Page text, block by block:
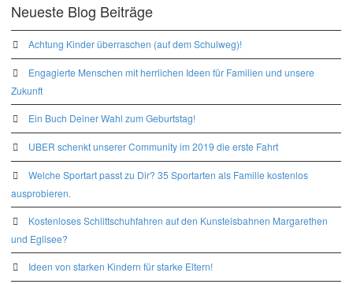
Neueste Blog Beiträge
Achtung Kinder überraschen (auf dem Schulweg)!
Engagierte Menschen mit herrlichen Ideen für Familien und unsere
Zukunft
Ein Buch Deiner Wahl zum Geburtstag!
UBER schenkt unserer Community im 2019 die erste Fahrt
Welche Sportart passt zu Dir? 35 Sportarten als Familie kostenlos
ausprobieren.
Kostenloses Schlittschuhfahren auf den Kunsteisbahnen Margarethen
und Eglisee?
Ideen von starken Kindern für starke Eltern!